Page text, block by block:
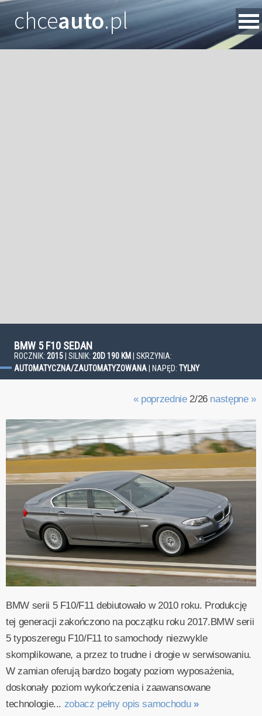
chceauto.pl
BMW 5 F10 SEDAN
ROCZNIK: 2015 | SILNIK: 20D 190 KM
| SKRZYNIA:
AUTOMATYCZNA/ZAUTOMATYZOWANA | NAPĘD: TYLNY
« poprzednie2/26 następne »
BMW serii 5 F10/F11 debiutowało w 2010 roku. Produkcję
tej generacji zakończono na początku roku 2017.BMW serii
5 typoszeregu F10/F11 to samochody niezwykle
skomplikowane, a przez to trudne i drogie w serwisowaniu.
W zamian oferują bardzo bogaty poziom wyposażenia,
doskonały poziom wykończenia i zaawansowane
technologie... zobacz pełny opis samochodu »